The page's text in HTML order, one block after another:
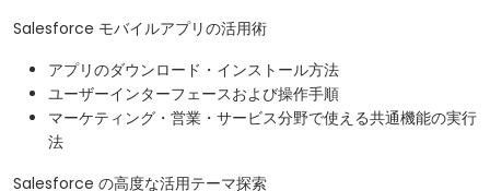
Salesforce モバイルアプリの活用術
アプリのダウンロード・インストール方法
ユーザーインターフェースおよび操作手順
マーケティング・営業・サービス分野で使える共通機能の実行
法
Salesforce の高度な活用テーマ探索